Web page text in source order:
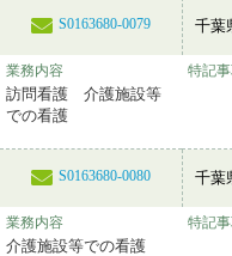
S0163680-0079 千
業務内容
訪問看護 介護施設等
での看護
特記
S0163680-0080 千
業務内容
介護施設等での看護
特記